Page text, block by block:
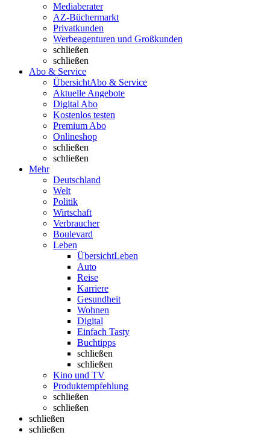
Mediaberater
AZ-Büchermarkt
Privatkunden
Werbeagenturen und Großkunden
schließen
schließen
Abo & Service
ÜbersichtAbo & Service
Aktuelle Angebote
Digital Abo
Kostenlos testen
Premium Abo
Onlineshop
schließen
schließen
Mehr
Deutschland
Welt
Politik
Wirtschaft
Verbraucher
Boulevard
Leben
ÜbersichtLeben
Auto
Reise
Karriere
Gesundheit
Wohnen
Digital
Einfach Tasty
Buchtipps
schließen
schließen
Kino und TV
Produktempfehlung
schließen
schließen
schließen
schließen